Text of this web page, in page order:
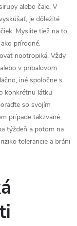
alebo čaje. V
je dôležité
Myslite tiež na to,
prírodné.
nootropiká. Vždy
v príbalovom
iné spoločne s
konkrétnu látku
so svojím
prípade takzvané
týždeň a potom na
tolerancie a bráni